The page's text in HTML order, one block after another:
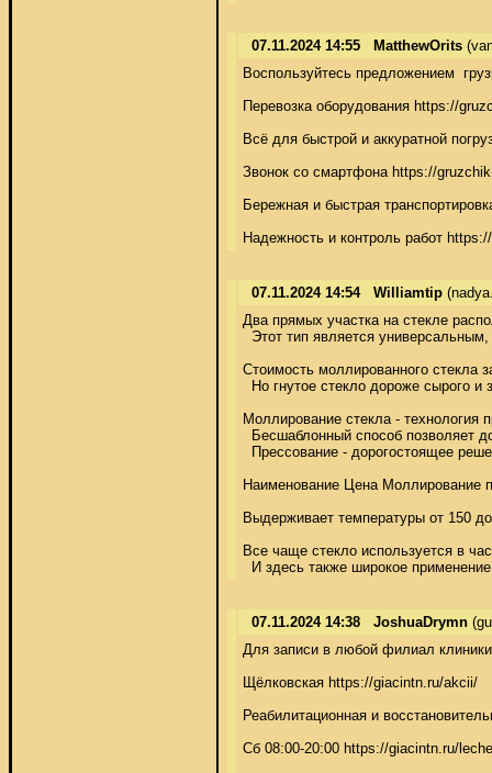
07.11.2024 14:55 MatthewOrits
Воспользуйтесь предложением
Перевозка оборудования https://
Всё для быстрой и аккуратной
Звонок со смартфона https://
Бережная и быстрая
Надежность и контроль работ
07.11.2024 14:54 Williamtip
Два прямых участка на стекле
Этот тип является универсальным,
Стоимость моллированного стекла
Но гнутое стекло дороже сырого и
Моллирование стекла - технология
Бесшаблонный способ позволяет
Прессование - дорогостоящее
Наименование Цена Моллирование
Выдерживает температуры от 150
Все чаще стекло используется в
И здесь также широкое применение
07.11.2024 14:38 JoshuaDrymn
Для записи в любой филиал
Щёлковская https://giacintn.ru/akcii/
Реабилитационная и
Cб 08:00-20:00 https://giacintn.ru/